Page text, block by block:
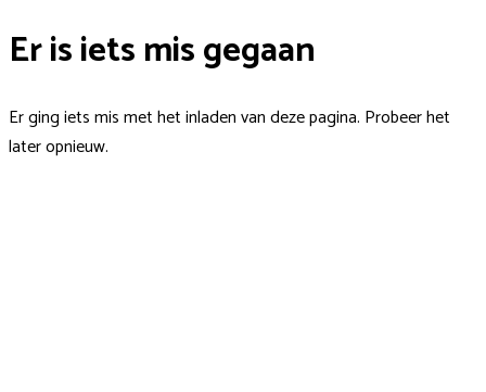
Er is iets mis gegaan
Er ging iets mis met het inladen van deze pagina. Probeer het
later opnieuw.